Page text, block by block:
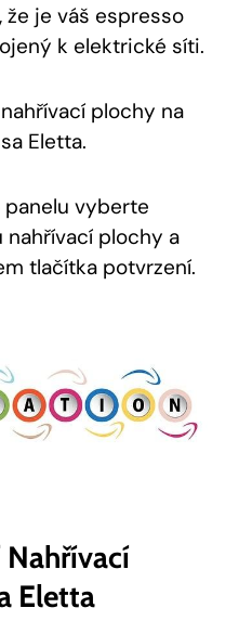
že je váš espresso
k elektrické síti.
plochy na
Eletta.
panelu vyberte
plochy a
tlačítka potvrzení.
Eletta